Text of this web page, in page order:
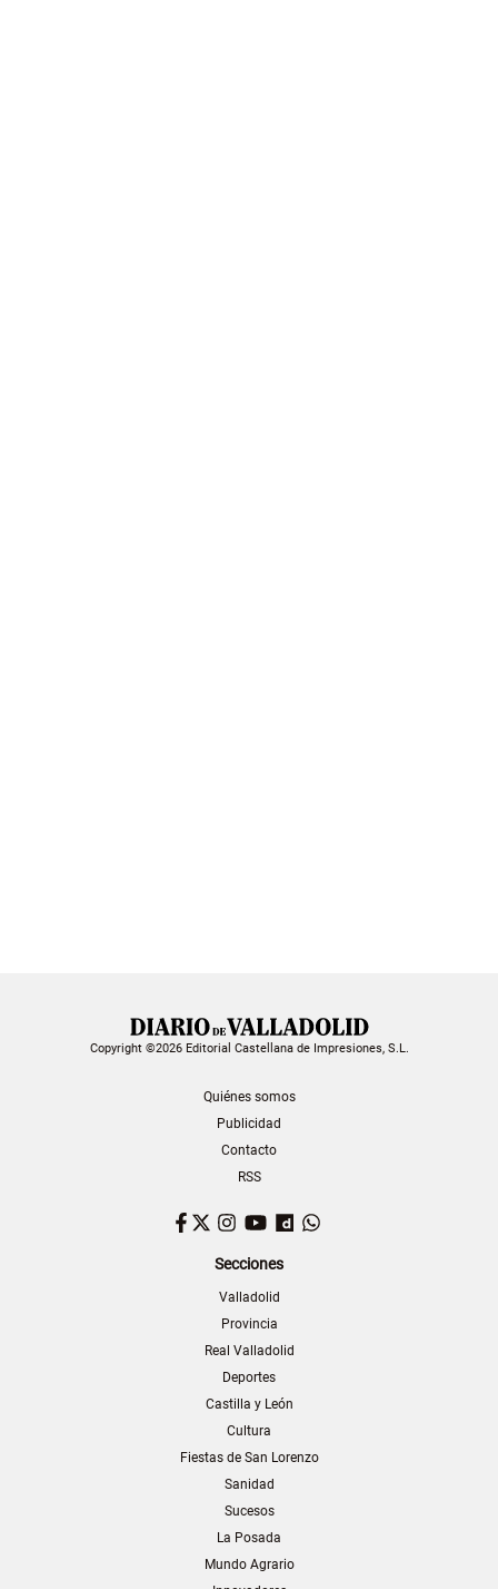
Copyright ©2026 Editorial Castellana de Impresiones, S.L.
Quiénes somos
Publicidad
Contacto
RSS
Facebook
TwitterInstagram
YouTubeDailymotion
Secciones
Valladolid
Provincia
Real Valladolid
Deportes
Castilla y León
Cultura
Fiestas de San Lorenzo
Sanidad
Sucesos
La Posada
Mundo Agrario